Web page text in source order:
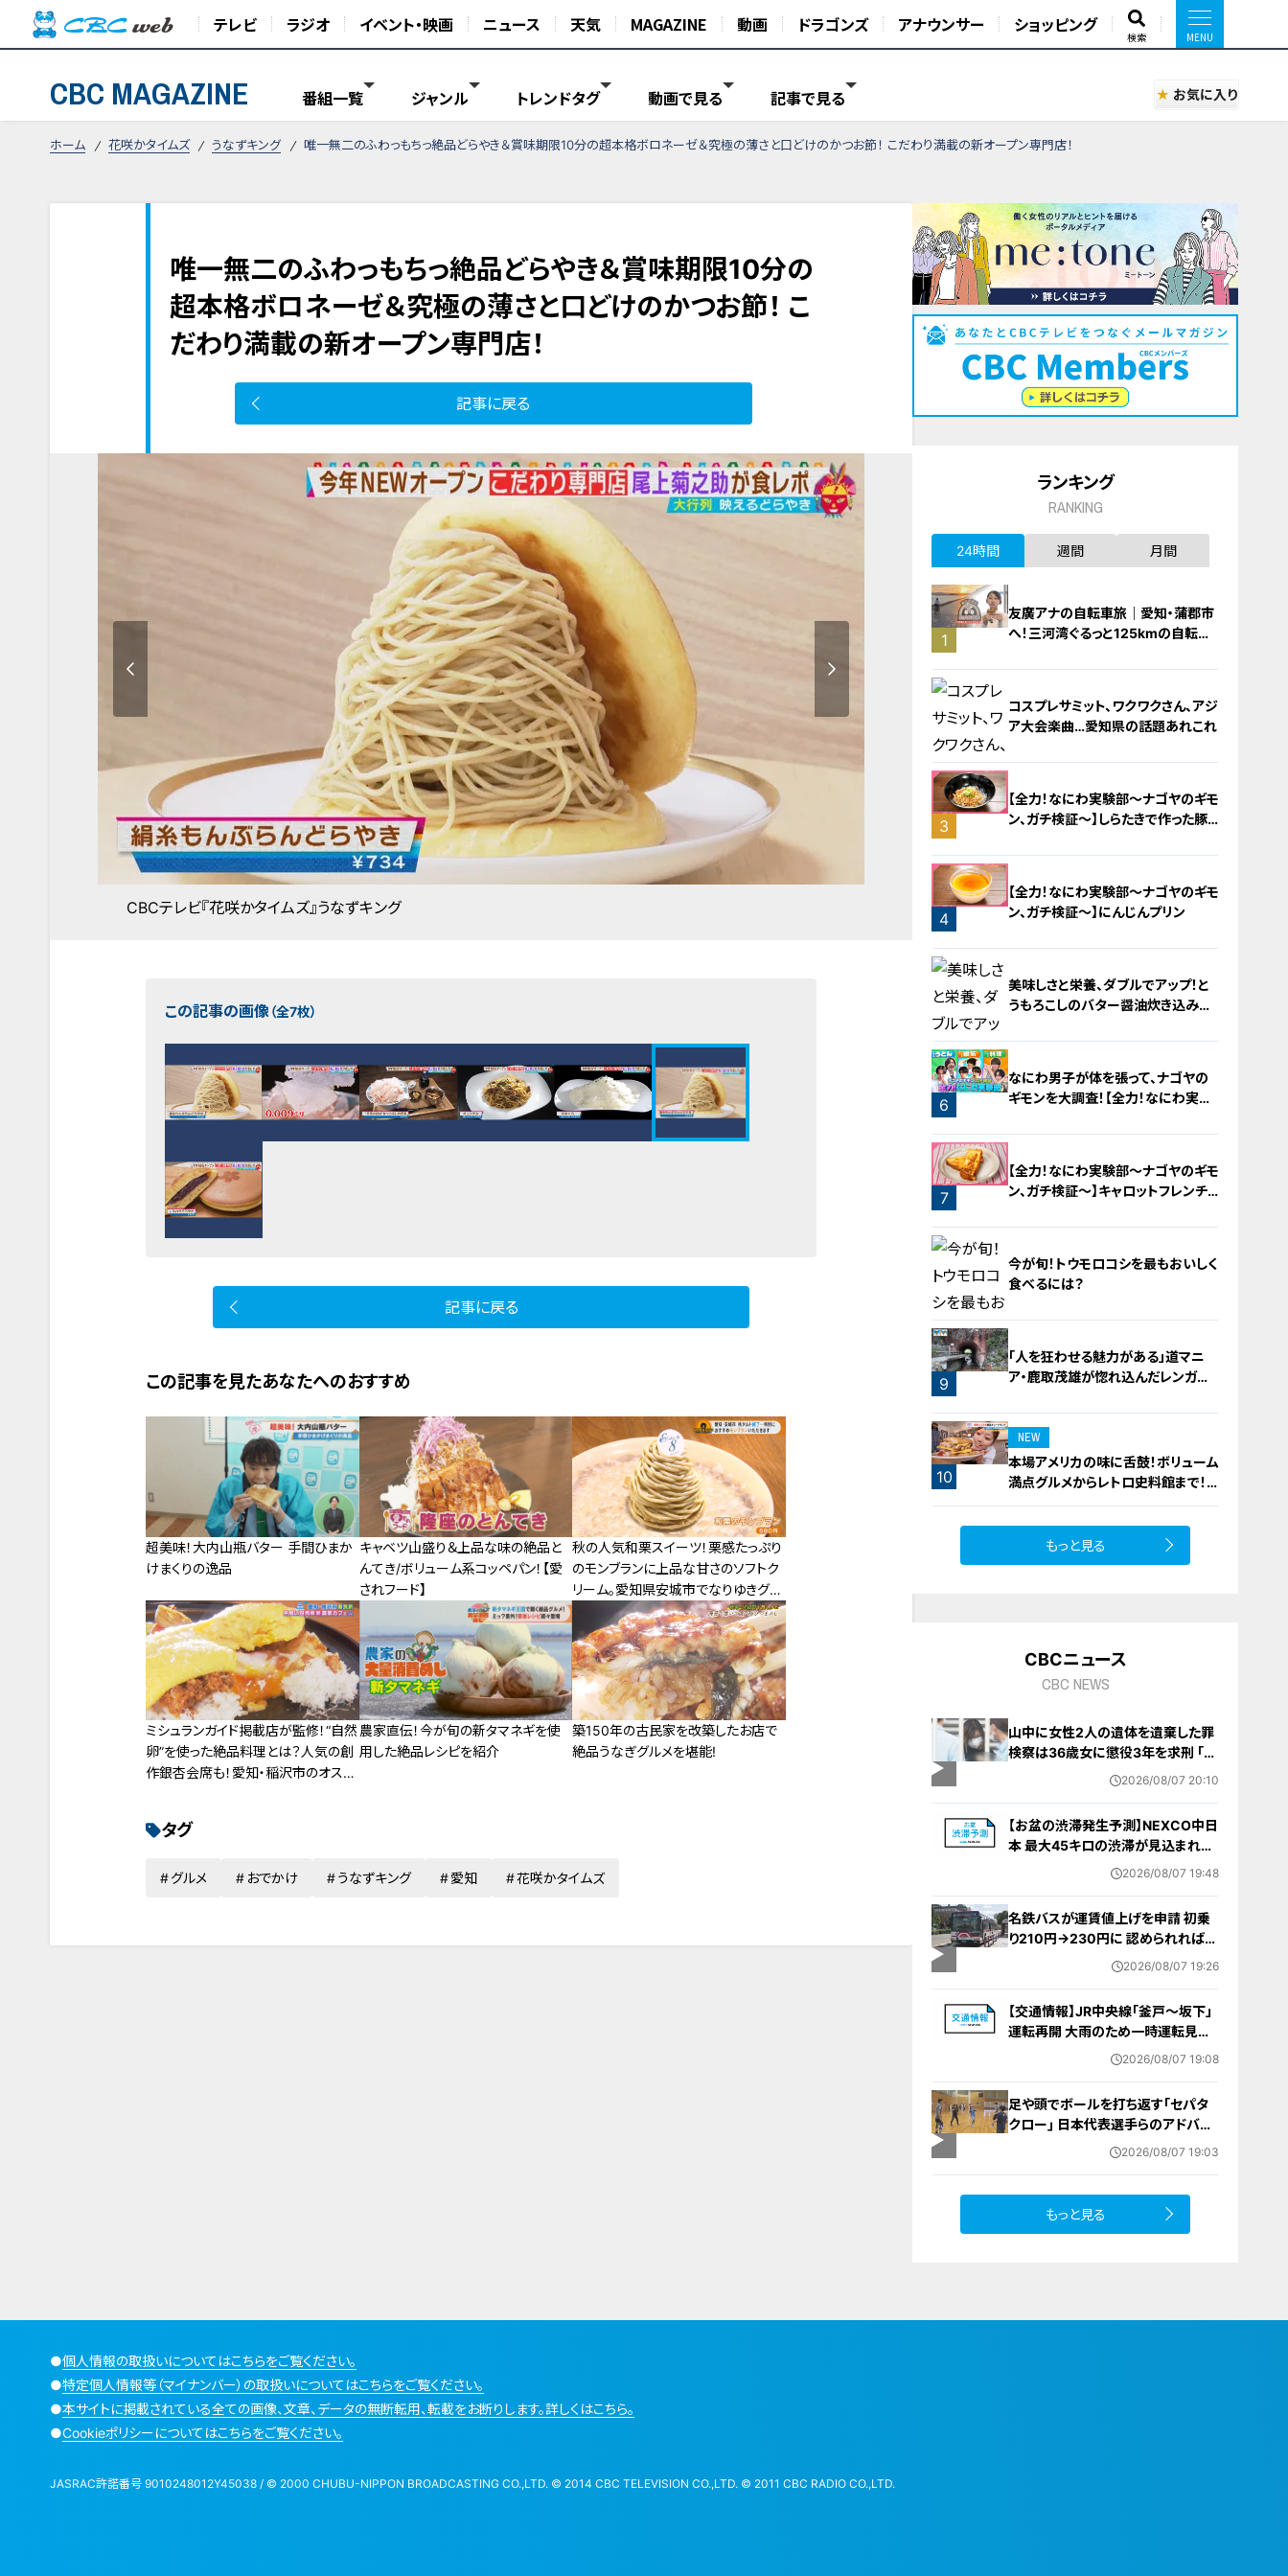
テレビ ラジオ イベント・映画 ニュース 天気 MAGAZINE 動画 ドラゴンズ アナウンサー ショッピング
検索
CBC MAGAZINE 番組一覧 ジャンル トレンドタグ 動画で見る 記事で見る お気に入り
ホーム 花咲かタイムズ うなずキング 唯一無二のふわっもちっ絶品どらやき＆賞味期限10分の超本格ボロネーゼ＆究極の薄さと口どけのかつお節！ こだわり満載の新オープン専門店！
唯一無二のふわっもちっ絶品どらやき＆賞味期限10分の
超本格ボロネーゼ＆究極の薄さと口どけのかつお節！ こ
だわり満載の新オープン専門店！
記事に戻る
CBCテレビ『花咲かタイムズ』うなずキング
この記事の画像（全7枚）
記事に戻る
この記事を見たあなたへのおすすめ
超美味！大内山瓶バター 手間ひまか
けまくりの逸品
キャベツ山盛り＆上品な味の絶品と
んてき/ボリューム系コッペパン！【愛
されフード】
秋の人気和栗スイーツ！栗感たっぷり
のモンブランに上品な甘さのソフトク
リーム。愛知県安城市でなりゆきグル
ミシュランガイド掲載店が監修！“自然
卵”を使った絶品料理とは？人気の創
作銀杏会席も！愛知・稲沢市のオスス
農家直伝！今が旬の新タマネギを使
用した絶品レシピを紹介
築150年の古民家を改築したお店で
絶品うなぎグルメを堪能!
タグ
グルメ おでかけ うなずキング 愛知 花咲かタイムズ
ランキング
RANKING
24時間 週間 月間
1
友廣アナの自転車旅｜愛知・蒲郡市
へ！三河湾ぐるっと125kmの自転車
2
コスプレサミット、ワクワクさん、アジ
ア大会楽曲…愛知県の話題あれこれ
3
【全力！なにわ実験部～ナゴヤのギモ
ン、ガチ検証～】しらたきで作った豚
4
【全力！なにわ実験部～ナゴヤのギモ
ン、ガチ検証～】にんじんプリン
5
美味しさと栄養、ダブルでアップ！と
うもろこしのバター醤油炊き込みご
6
なにわ男子が体を張って、ナゴヤの
ギモンを大調査！【全力！なにわ実験
7
【全力！なにわ実験部～ナゴヤのギモ
ン、ガチ検証～】キャロットフレンチ
8
今が旬！トウモロコシを最もおいしく
食べるには？
9
「人を狂わせる魅力がある」道マニ
ア・鹿取茂雄が惚れ込んだレンガの
10
NEW
本場アメリカの味に舌鼓！ボリューム
満点グルメからレトロ史料館まで！
愛知・東海市の感動スポット3選
もっと見る
CBCニュース
CBC NEWS
山中に女性2人の遺体を遺棄した罪
検察は36歳女に懲役3年を求刑 ｢遺
棄時に近くに居続けたこと自体が重
2026/08/07 20:10
【お盆の渋滞発生予測】NEXCO中日
本 最大45キロの渋滞が見込まれる
区間も… 中央道・東名・新東名・東名
2026/08/07 19:48
名鉄バスが運賃値上げを申請 初乗
り210円→230円に 認められれば
12月から全路線で平均1割程度の値
2026/08/07 19:26
【交通情報】JR中央線「釜戸～坂下」
運転再開 大雨のため一時運転見合
2026/08/07 19:08
足や頭でボールを打ち返す｢セパタ
クロー｣ 日本代表選手らのアドバイ
ス受けて子どもたちが挑戦 愛知･北
2026/08/07 19:03
もっと見る
●個人情報の取扱いについてはこちらをご覧ください。
●特定個人情報等（マイナンバー）の取扱いについてはこちらをご覧ください。
●本サイトに掲載されている全ての画像、文章、データの無断転用、転載をお断りします。詳しくはこちら。
●Cookieポリシーについてはこちらをご覧ください。
JASRAC許諾番号 9010248012Y45038 / © 2000 CHUBU-NIPPON BROADCASTING CO.,LTD. © 2014 CBC TELEVISION CO.,LTD. © 2011 CBC RADIO CO.,LTD.